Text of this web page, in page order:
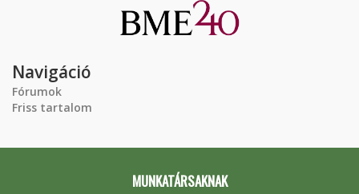
Navigáció
Fórumok
Friss tartalom
MUNKATÁRSAKNAK